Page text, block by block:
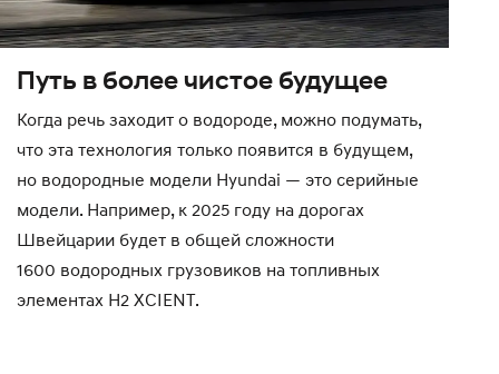
Путь в более чистое будущее
Когда речь заходит о водороде, можно подумать,
что эта технология только появится в будущем,
но водородные модели Hyundai — это серийные
модели. Например, к 2025 году на дорогах
Швейцарии будет в общей сложности
1600 водородных грузовиков на топливных
элементах H2 XCIENT.